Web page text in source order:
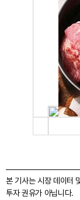
본 기사는 시장 데이터
투자 권유가 아닙니다.